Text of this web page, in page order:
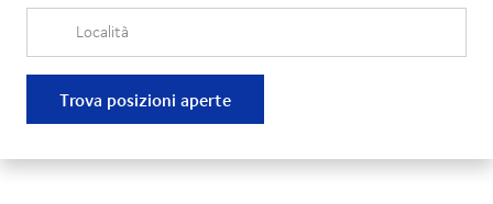
Località
Trova posizioni aperte